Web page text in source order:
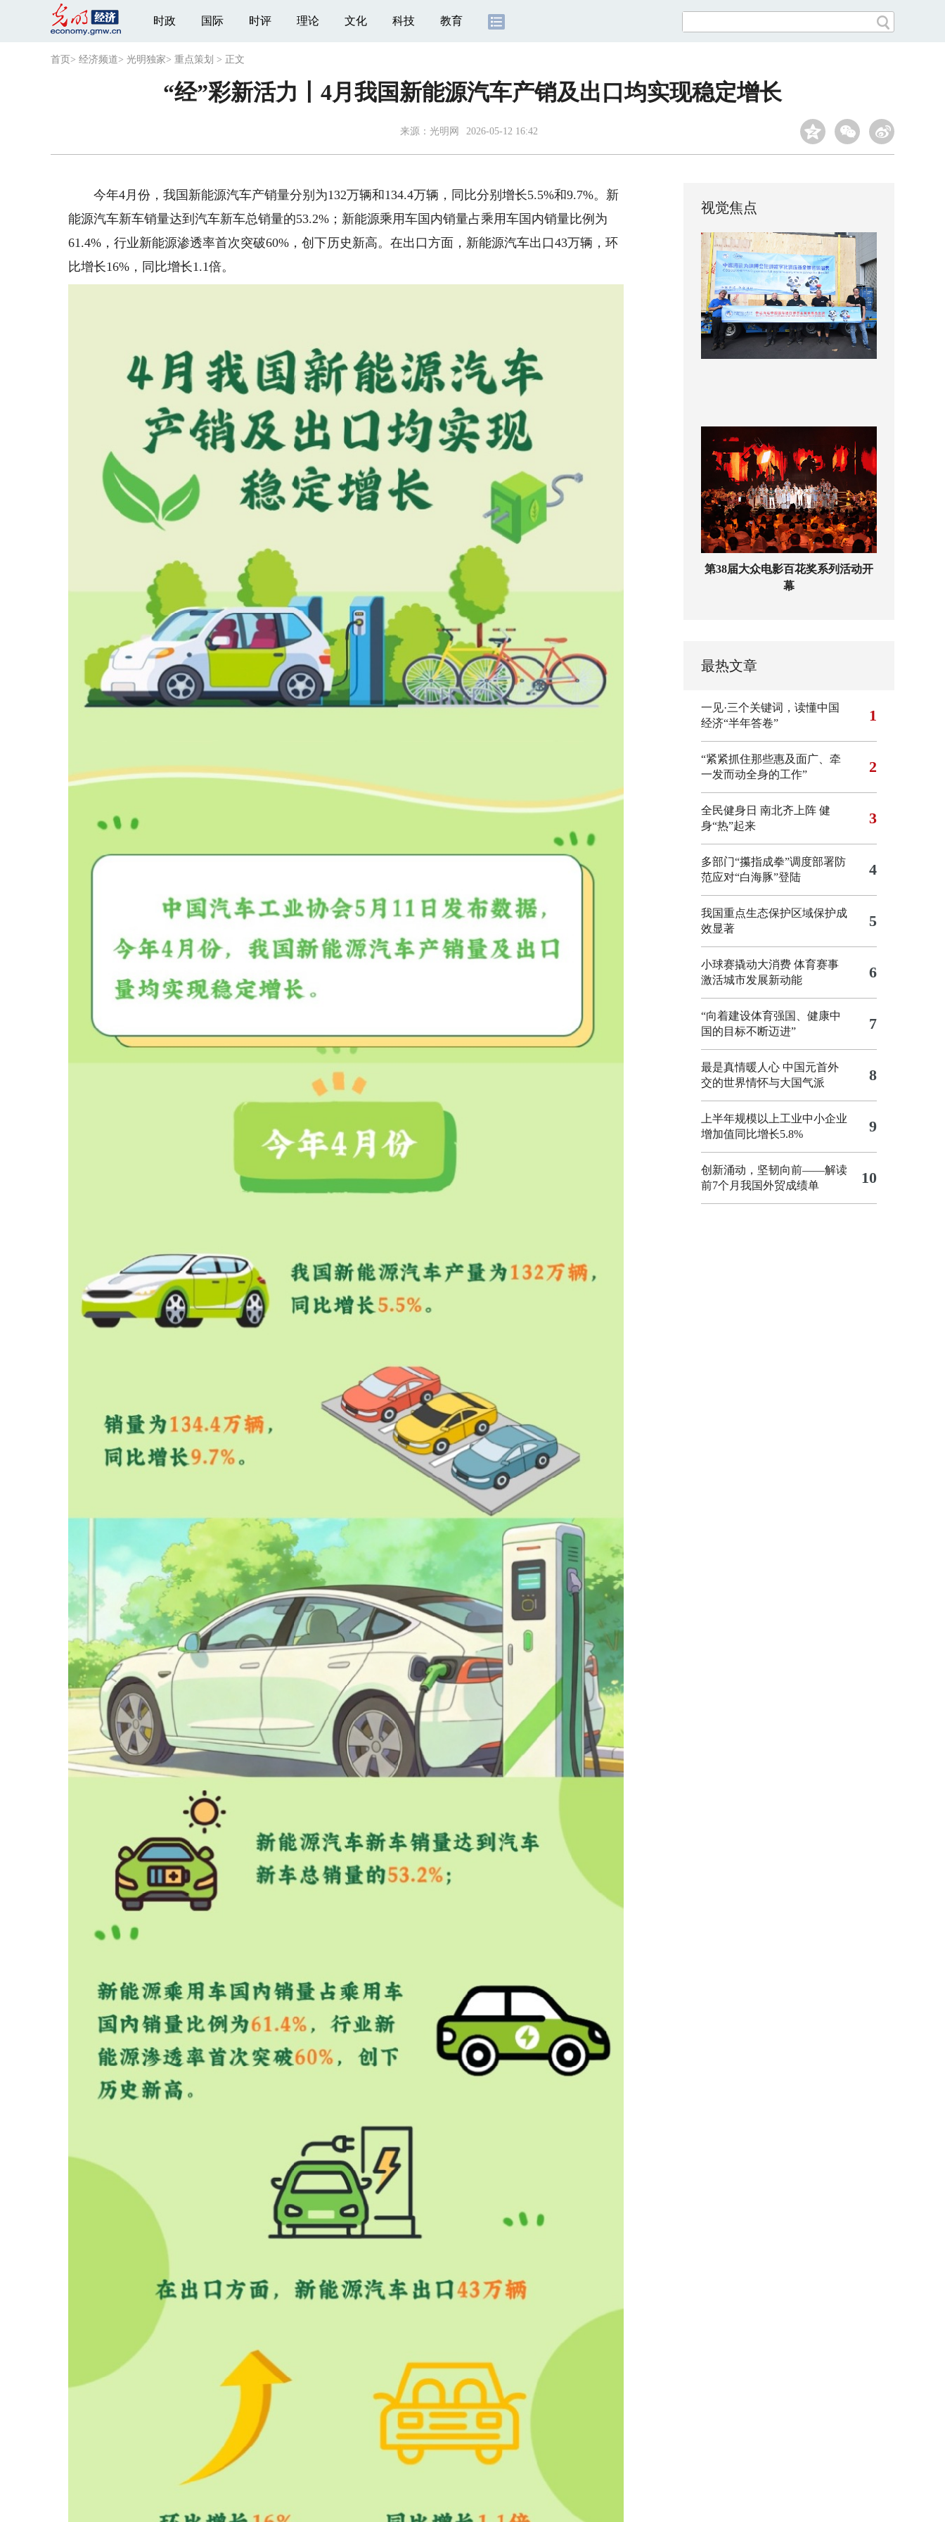
时政 国际 时评 理论 文化 科技 教育
首页 > 经济频道> 光明独家> 重点策划 > 正文
“经”彩新活力丨4月我国新能源汽车产销及出口均实现稳定增长
来源： 光明网 2026-05-12 16:42
今年4月份，我国新能源汽车产销量分别为132万辆和134.4万辆，同比分别增长5.5%和9.7%。新
能源汽车新车销量达到汽车新车总销量的53.2%；新能源乘用车国内销量占乘用车国内销量比例为
61.4%，行业新能源渗透率首次突破60%，创下历史新高。在出口方面，新能源汽车出口43万辆，环
比增长16%，同比增长1.1倍。
视觉焦点
第38届大众电影百花奖系列活动开
幕
最热文章
一见·三个关键词，读懂中国
经济“半年答卷”
1
“紧紧抓住那些惠及面广、牵
一发而动全身的工作”
2
全民健身日 南北齐上阵 健
身“热”起来
3
多部门“攥指成拳”调度部署防
范应对“白海豚”登陆
4
我国重点生态保护区域保护成
效显著
5
小球赛撬动大消费 体育赛事
激活城市发展新动能
6
“向着建设体育强国、健康中
国的目标不断迈进”
7
最是真情暖人心 中国元首外
交的世界情怀与大国气派
8
上半年规模以上工业中小企业
增加值同比增长5.8%
9
创新涌动，坚韧向前——解读
前7个月我国外贸成绩单
10